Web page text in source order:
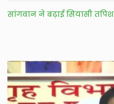
सांगवान ने बढ़ाई सियासी तपिश